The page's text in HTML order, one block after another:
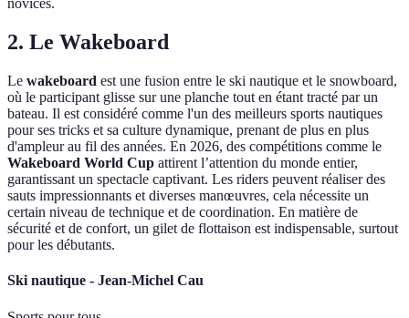
novices.
2. Le Wakeboard
Le wakeboard est une fusion entre le ski nautique et le snowboard,
où le participant glisse sur une planche tout en étant tracté par un
bateau. Il est considéré comme l'un des meilleurs sports nautiques
pour ses tricks et sa culture dynamique, prenant de plus en plus
d'ampleur au fil des années. En 2026, des compétitions comme le
Wakeboard World Cup attirent l’attention du monde entier,
garantissant un spectacle captivant. Les riders peuvent réaliser des
sauts impressionnants et diverses manœuvres, cela nécessite un
certain niveau de technique et de coordination. En matière de
sécurité et de confort, un gilet de flottaison est indispensable, surtout
pour les débutants.
Ski nautique - Jean-Michel Cau